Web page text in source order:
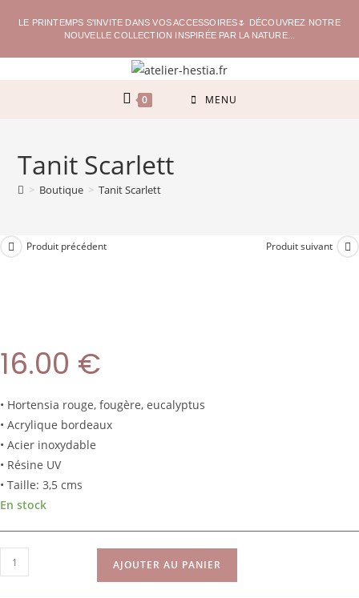
LE PRINTEMPS S'INVITE DANS VOS ACCESSOIRES🌷 DÉCOUVREZ NOTRE
NOUVELLE COLLECTION INSPIRÉE PAR LA NATURE...
0 MENU
Tanit Scarlett
> Boutique > Tanit Scarlett
Produit précédent Produit suivant
16.00 €
• Hortensia rouge, fougère, eucalyptus
• Acrylique bordeaux
• Acier inoxydable
• Résine UV
• Taille: 3,5 cms
En stock
AJOUTER AU PANIER